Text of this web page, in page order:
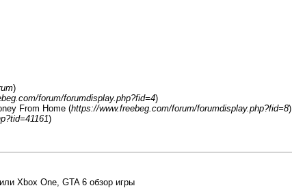
)
forum/forumdisplay.php?fid=4)
From Home (https://www.freebeg.com/forum/forumdisplay.php?fid=8)
)
Xbox One, GTA 6 обзор игры